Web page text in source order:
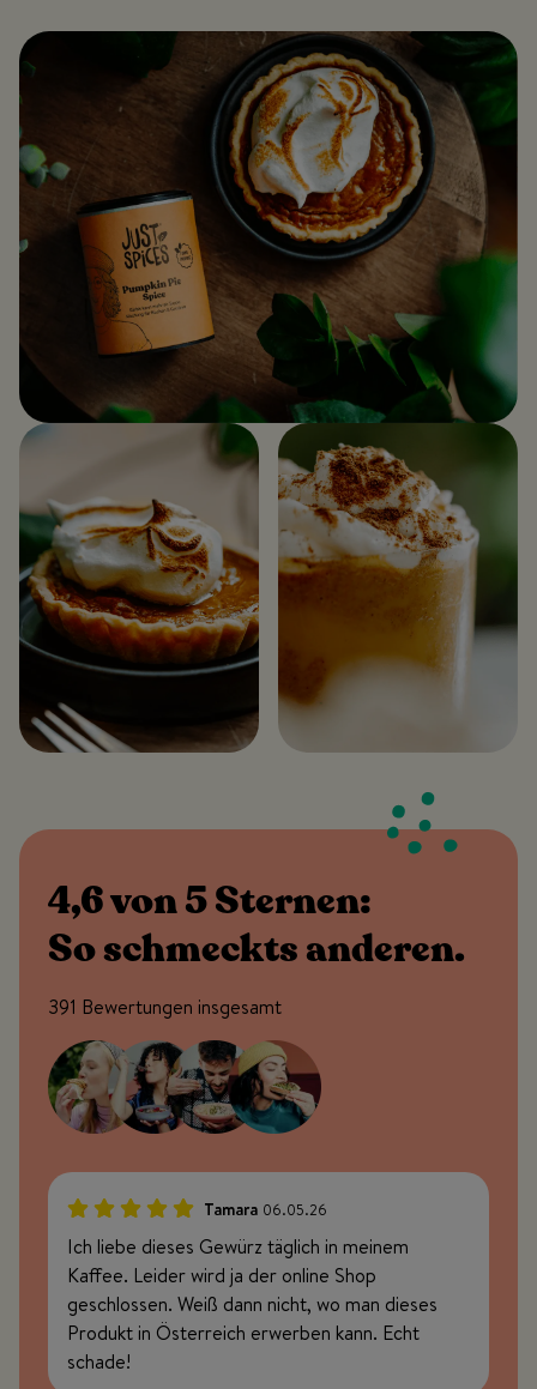
4,6 von 5 Sternen:
So schmeckts anderen.
391 Bewertungen insgesamt
Tamara 06.05.26
Ich liebe dieses Gewürz täglich in meinem
Kaffee. Leider wird ja der online Shop
geschlossen. Weiß dann nicht, wo man dieses
Produkt in Österreich erwerben kann. Echt
schade!